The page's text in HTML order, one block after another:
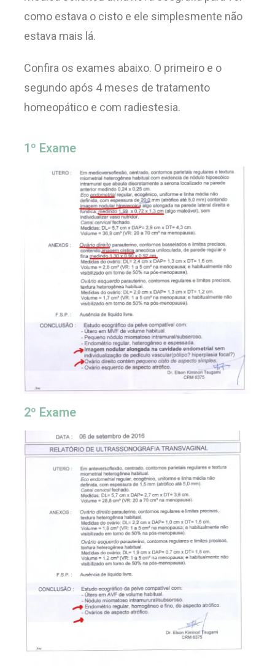
como estava o cisto e ele simplesmente não
estava mais lá.
Confira os exames abaixo. O primeiro e o
segundo após 4 meses de tratamento
homeopático e com radiestesia.
1º Exame
2º Exame